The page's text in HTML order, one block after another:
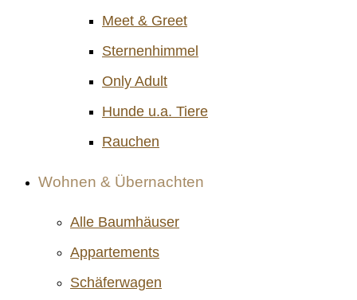
Meet & Greet
Sternenhimmel
Only Adult
Hunde u.a. Tiere
Rauchen
Wohnen & Übernachten
Alle Baumhäuser
Appartements
Schäferwagen